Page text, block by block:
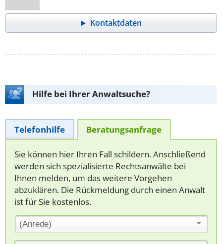
Kontaktdaten
Hilfe bei Ihrer Anwaltsuche?
Telefonhilfe Beratungsanfrage
Sie können hier Ihren Fall schildern. Anschließend
werden sich spezialisierte Rechtsanwälte bei
Ihnen melden, um das weitere Vorgehen
abzuklären. Die Rückmeldung durch einen Anwalt
ist für Sie kostenlos.
(Anrede)